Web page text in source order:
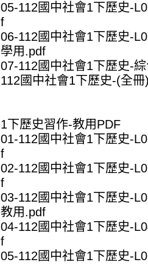
05-112國中社會1下歷史-
f
06-112國中社會1下歷史-
學用.pdf
07-112國中社會1下歷史-
112國中社會1下歷史-(全
1下歷史習作-教用PDF
01-112國中社會1下歷史-
f
02-112國中社會1下歷史-
f
03-112國中社會1下歷史-
教用.pdf
04-112國中社會1下歷史-
f
05-112國中社會1下歷史-